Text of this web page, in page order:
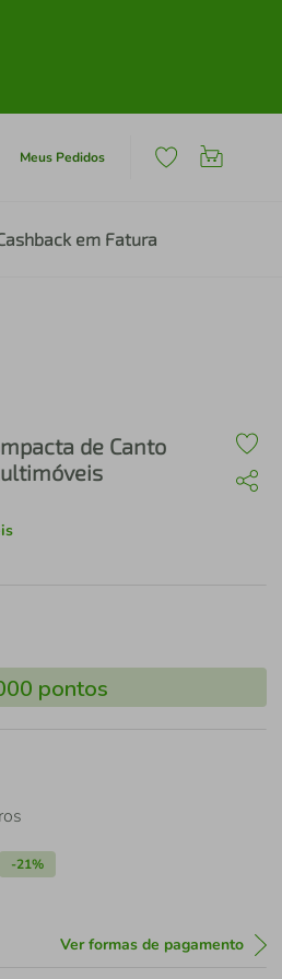
Meus Pedidos
em Fatura
de Canto
pontos
-21%
Ver formas de pagamento